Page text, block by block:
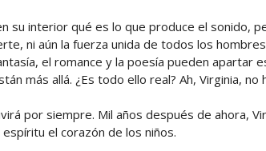
su interior qué es lo que produce el sonido,
ni aún la fuerza unida de todos los
el romance y la poesía pueden apartar
más allá. ¿Es todo ello real? Ah, Virginia, no
por siempre. Mil años después de ahora,
el corazón de los niños.